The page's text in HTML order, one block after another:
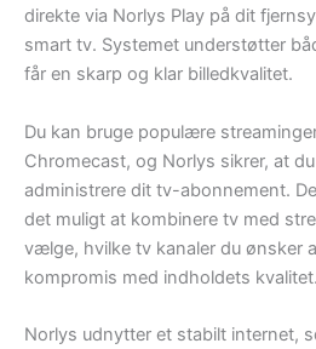
direkte via Norlys Play på dit
smart tv. Systemet understøtter
får en skarp og klar billedkvalitet.
Du kan bruge populære
Chromecast, og Norlys sikrer, at
administrere dit tv-abonnement.
det muligt at kombinere tv med
vælge, hvilke tv kanaler du ønsker
kompromis med indholdets kvalitet.
Norlys udnytter et stabilt internet,